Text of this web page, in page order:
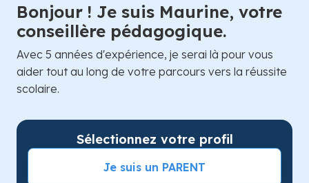
Bonjour ! Je suis Maurine, votre
conseillère pédagogique.
Avec 5 années d'expérience, je serai là pour vous
aider tout au long de votre parcours vers la réussite
scolaire.
Sélectionnez votre profil
Je suis un PARENT